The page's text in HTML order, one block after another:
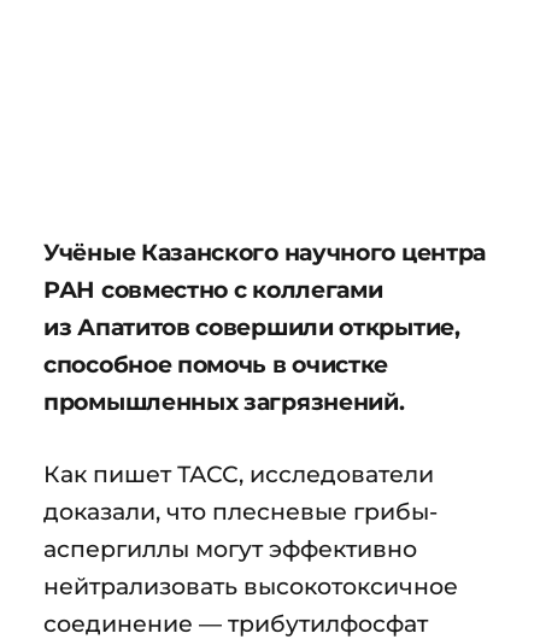
Учёные Казанского научного центра
РАН совместно с коллегами
из Апатитов совершили открытие,
способное помочь в очистке
промышленных загрязнений.
Как пишет ТАСС, исследователи
доказали, что плесневые грибы-
аспергиллы могут эффективно
нейтрализовать высокотоксичное
соединение — трибутилфосфат